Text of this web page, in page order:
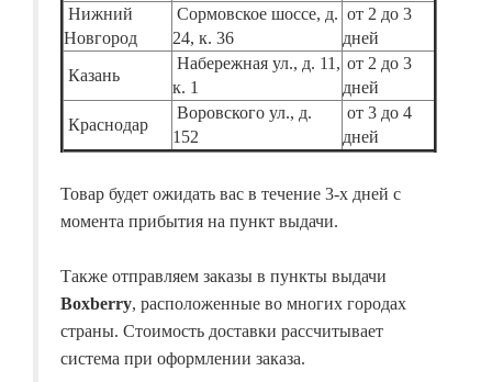
Нижний
Новгород
Сормовское шоссе, д.
24, к. 36
от 2 до 3
дней
Казань
Набережная ул., д. 11,
к. 1
от 2 до 3
дней
Краснодар
Воровского ул., д.
152
от 3 до 4
дней
Товар будет ожидать вас в течение 3-х дней с
момента прибытия на пункт выдачи.
Также отправляем заказы в пункты выдачи
Boxberry, расположенные во многих городах
страны. Стоимость доставки рассчитывает
система при оформлении заказа.